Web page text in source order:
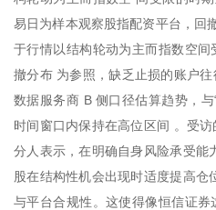
易日为样本观察股指配资平台，回
于行情以结构轮动为主而指数空
撤分布 为参照，缺乏止损的账户
数据服务商 B 侧口径估算趋势，
时间窗口内保持在高位区间 。受
分人表示，在明确自身风险承受能
股在结构性机会出现时适度提高仓
与平台合规性。这使得像恒信证